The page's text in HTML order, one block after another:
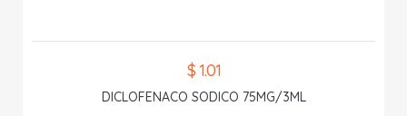
$ 1.01
DICLOFENACO SODICO 75MG/3ML